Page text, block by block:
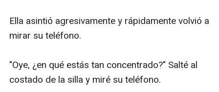
Ella asintió agresivamente y rápidamente volvió a
mirar su teléfono.
"Oye, ¿en qué estás tan concentrado?" Salté al
costado de la silla y miré su teléfono.